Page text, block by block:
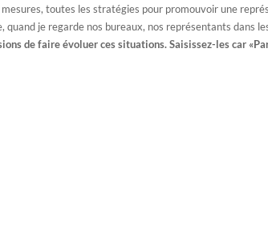
toutes les stratégies pour promouvoir une
je regarde nos bureaux, nos représentants dans
de faire évoluer ces situations. Saisissez-les car